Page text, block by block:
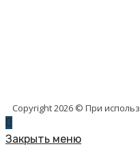
Copyright 2026 © При
Закрыть меню